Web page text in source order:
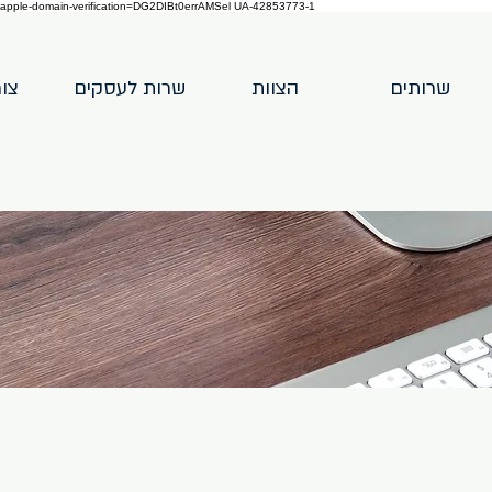
apple-domain-verification=DG2DIBt0errAMSel UA-42853773-1
שרות לעסקים הצוות שרותים